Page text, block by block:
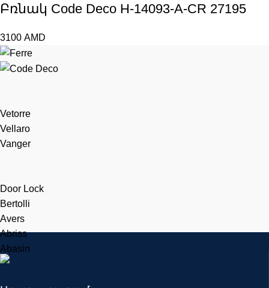
Բռնակ Code Deco H-14093-A-CR 27195
3100 AMD
Vetorre
Vellaro
Vanger
Door Lock
Bertolli
Avers
Abriss
Abasin